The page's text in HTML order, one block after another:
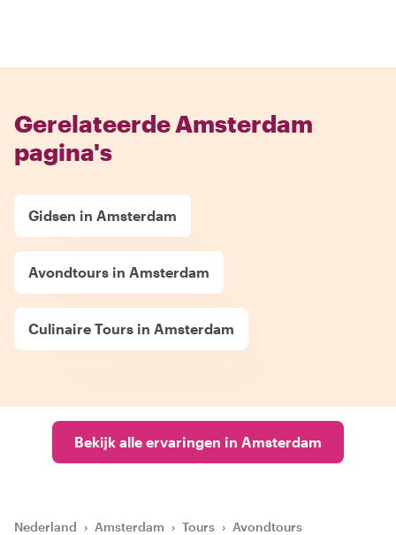
Gerelateerde Amsterdam
pagina's
Gidsen in Amsterdam
Avondtours in Amsterdam
Culinaire Tours in Amsterdam
Bekijk alle ervaringen in Amsterdam
Nederland › Amsterdam › Tours › Avondtours